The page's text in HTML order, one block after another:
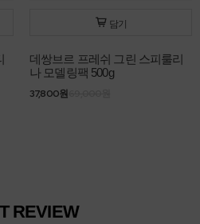
담기
데쌍브르 프레쉬 그린 스피룰리
나 모델링팩 500g
37,800원
REVIEW